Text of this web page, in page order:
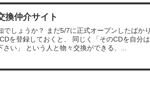
換仲介サイト
でしょうか？ まだ5/7に正式オープンしたばか
を登録しておくと、 同じく「そのCDを自分
さい」 という人と物々交換ができる、...